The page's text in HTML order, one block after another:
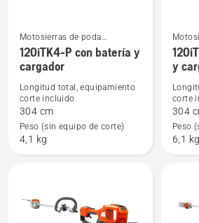
Ver
más
sobre
120iTK4-
con
cargador
Motosierras de poda
eléctricas y a batería
120iTK4-P con batería y
cargador
Longitud total, equipamiento
corte incluido
304 cm
Peso (sin equipo de corte)
4,1 kg
Ver
más
sobre
PH
con
y
corte
304
Peso
6,1 kg